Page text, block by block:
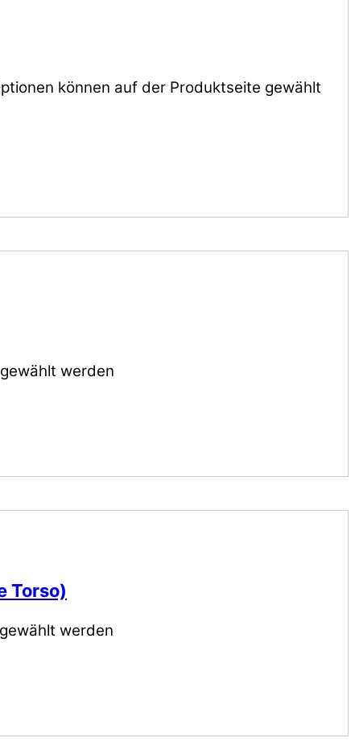
können auf der Produktseite gewählt
werden
Torso)
werden